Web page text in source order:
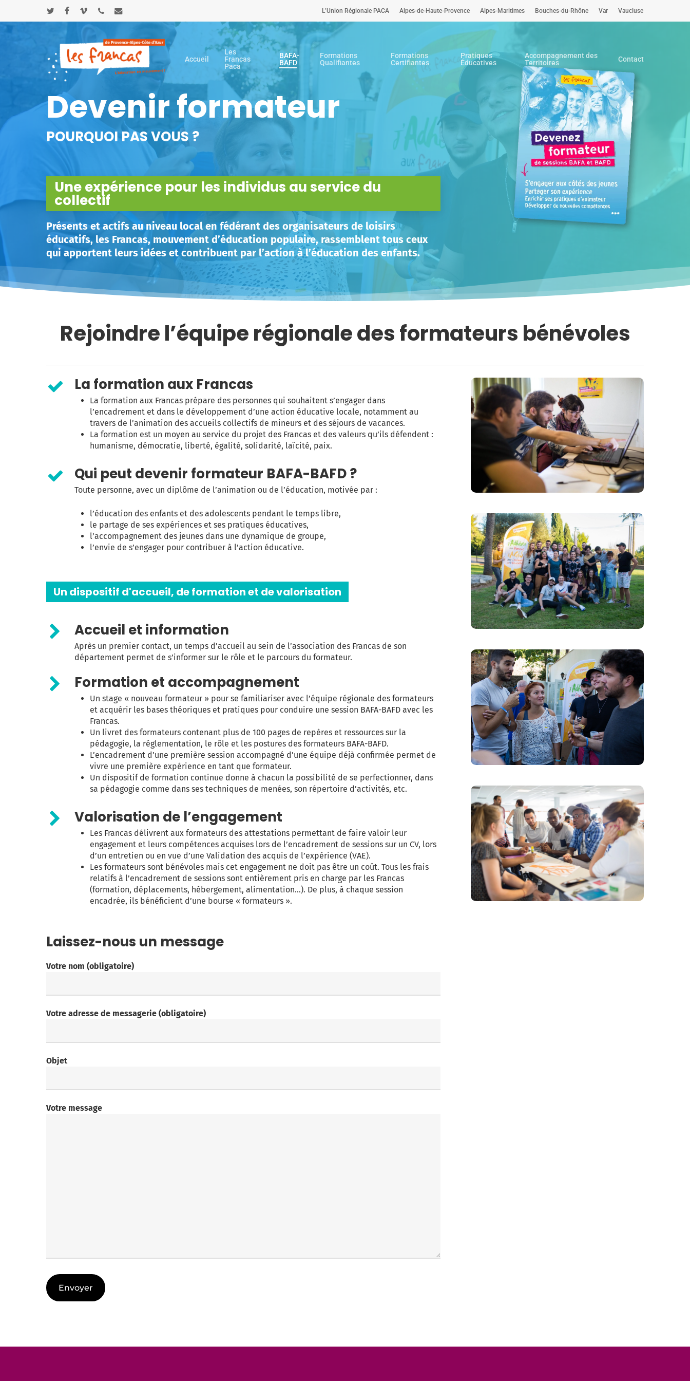
Panneau de gestion des cookies
main
L’Union Régionale PACA Alpes-de-Haute-Provence Alpes-Maritimes Bouches-du-Rhône Var Vaucluse
Accueil
Les
Francas
Paca
BAFA-
BAFD
Formations
Qualifiantes
Formations
Certifiantes
Pratiques
Éducatives
Accompagnement des
Territoires
Contact
Devenir formateur
POURQUOI PAS VOUS ?
Une expérience pour les individus au service du
collectif
Présents et actifs au niveau local en fédérant des organisateurs de loisirs
éducatifs, les Francas, mouvement d’éducation populaire, rassemblent tous ceux
qui apportent leurs idées et contribuent par l’action à l’éducation des enfants.
Rejoindre l’équipe régionale des formateurs bénévoles
La formation aux Francas
La formation aux Francas prépare des personnes qui souhaitent s’engager dans
l’encadrement et dans le développement d’une action éducative locale, notamment au
travers de l’animation des accueils collectifs de mineurs et des séjours de vacances.
La formation est un moyen au service du projet des Francas et des valeurs qu’ils défendent :
humanisme, démocratie, liberté, égalité, solidarité, laïcité, paix.
Qui peut devenir formateur BAFA-BAFD ?
Toute personne, avec un diplôme de l’animation ou de l’éducation, motivée par :
l’éducation des enfants et des adolescents pendant le temps libre,
le partage de ses expériences et ses pratiques éducatives,
l’accompagnement des jeunes dans une dynamique de groupe,
l’envie de s’engager pour contribuer à l’action éducative.
Un dispositif d'accueil, de formation et de valorisation
Accueil et information
Après un premier contact, un temps d’accueil au sein de l’association des Francas de son
département permet de s’informer sur le rôle et le parcours du formateur.
Formation et accompagnement
Un stage « nouveau formateur » pour se familiariser avec l’équipe régionale des formateurs
et acquérir les bases théoriques et pratiques pour conduire une session BAFA-BAFD avec les
Francas.
Un livret des formateurs contenant plus de 100 pages de repères et ressources sur la
pédagogie, la réglementation, le rôle et les postures des formateurs BAFA-BAFD.
L’encadrement d’une première session accompagné d’une équipe déjà confirmée permet de
vivre une première expérience en tant que formateur.
Un dispositif de formation continue donne à chacun la possibilité de se perfectionner, dans
sa pédagogie comme dans ses techniques de menées, son répertoire d’activités, etc.
Valorisation de l’engagement
Les Francas délivrent aux formateurs des attestations permettant de faire valoir leur
engagement et leurs compétences acquises lors de l’encadrement de sessions sur un CV, lors
d’un entretien ou en vue d’une Validation des acquis de l’expérience (VAE).
Les formateurs sont bénévoles mais cet engagement ne doit pas être un coût. Tous les frais
relatifs à l’encadrement de sessions sont entièrement pris en charge par les Francas
(formation, déplacements, hébergement, alimentation…). De plus, à chaque session
encadrée, ils bénéficient d’une bourse « formateurs ».
Laissez-nous un message
Votre nom (obligatoire)
Votre adresse de messagerie (obligatoire)
Objet
Votre message